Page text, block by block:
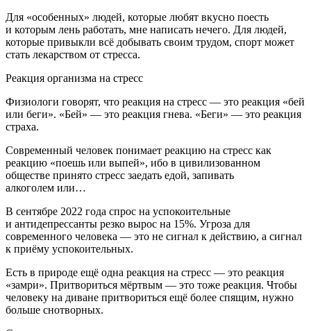
Для «особенных» людей, которые любят вкусно поесть
и которым лень работать, мне написать нечего. Для людей,
которые привыкли всё добывать своим трудом, спорт может
стать лекарством от стресса.
Реакция организма на стресс
Физиологи говорят, что реакция на стресс — это реакция «бей
или беги». «Бей» — это реакция гнева. «Беги» — это реакция
страха.
Современный человек понимает реакцию на стресс как
реакцию «поешь или выпей», ибо в цивилизованном
обществе принято стресс заедать едой, запивать
алкоголем или…
В сентябре 2022 года спрос на успокоительные
и антидепрессанты резко вырос на 15%. Угроза для
современного человека — это не сигнал к действию, а сигнал
к приёму успокоительных.
Есть в природе ещё одна реакция на стресс — это реакция
«замри». Притвориться мёртвым — это тоже реакция. Чтобы
человеку на диване притвориться ещё более спящим, нужно
больше снотворных.